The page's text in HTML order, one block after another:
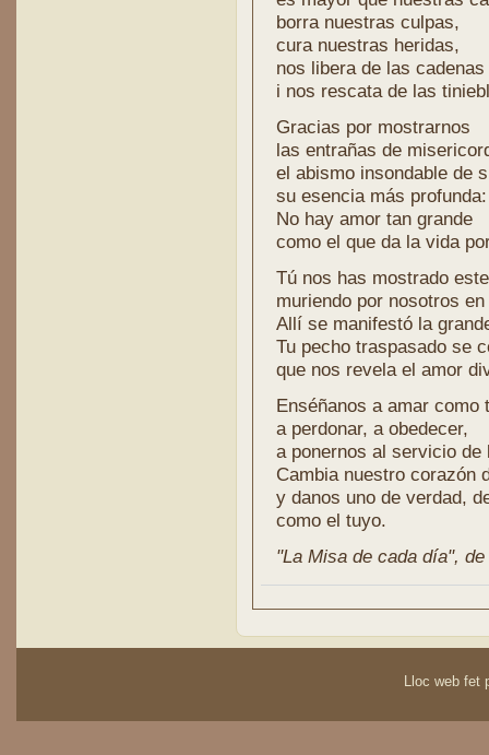
borra nuestras culpas,
cura nuestras heridas,
nos libera de las
i nos rescata de las
Gracias por mostrarnos
las entrañas de
el abismo insondable de
su esencia más
No hay amor tan grande
como el que da la vida
Tú nos has mostrado
muriendo por nosotros
Allí se manifestó la
Tu pecho traspasado se
que nos revela el amor
Enséñanos a amar como
a perdonar, a obedecer,
a ponernos al servicio de
Cambia nuestro corazón
y danos uno de verdad,
como el tuyo.
"La Misa de cada día",
Lloc web fet